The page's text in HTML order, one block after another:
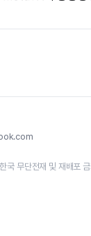
국 무단전재 및 재배포 금